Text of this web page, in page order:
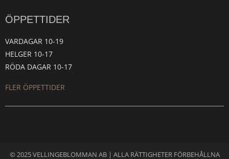
ÖPPETTIDER
VARDAGAR 10-19
HELGER 10-17
RÖDA DAGAR 10-17
FLER ÖPPETTIDER
© 2025 VELLINGEBLOMMAN AB | ALLA RÄTTIGHETER FÖRBEHÅLLNA